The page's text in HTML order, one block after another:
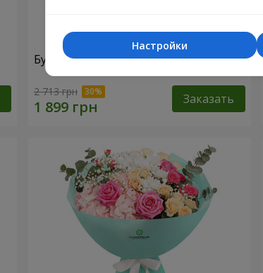
Букет "Цветочный бал"
2 713 грн Заказать
Настройки